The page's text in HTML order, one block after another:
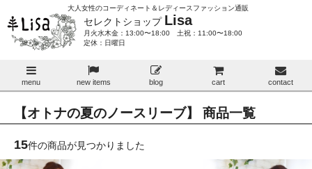
大人女性のコーディネート＆レディースファッション通販
セレクトショップ Lisa
月火水木金：13:00〜18:00 土祝：11:00〜18:00
定休：日曜日
menu new items blog cart contact
【オトナの夏のノースリーブ】 商品一覧
15件の商品が見つかりました